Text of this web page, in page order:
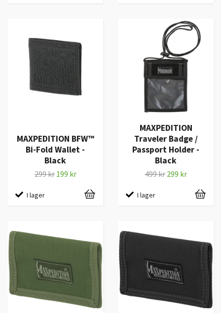
MAXPEDITION BFW™
Bi-Fold Wallet -
Black
299 kr 199 kr
I lager
MAXPEDITION
Traveler Badge /
Passport Holder -
Black
499 kr 299 kr
I lager